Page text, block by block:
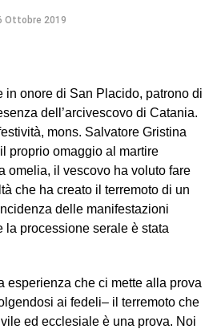
Ottobre 2019
in onore di San Placido, patrono di
dell’arcivescovo di Catania.
mons. Salvatore Gristina
proprio omaggio al martire
omelia, il vescovo ha voluto fare
che ha creato il terremoto di un
delle manifestazioni
la processione serale è stata
esperienza che ci mette alla prova
ai fedeli– il terremoto che
ed ecclesiale è una prova. Noi